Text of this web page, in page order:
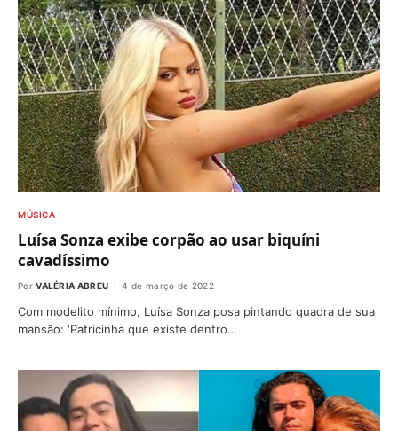
MÚSICA
Luísa Sonza exibe corpão ao usar biquíni
cavadíssimo
Por VALÉRIA ABREU 4 de março de 2022
Com modelito mínimo, Luísa Sonza posa pintando quadra de sua
mansão: ‘Patricinha que existe dentro…